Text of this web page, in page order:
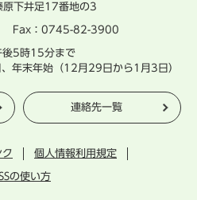
下井足17番地の3
Fax：0745-82-3900
後5時15分まで
年末年始（12月29日から1月3日）
連絡先一覧
ク 個人情報利用規定
の使い方